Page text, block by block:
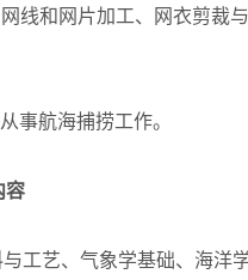
和网片加工、网衣剪裁
航海捕捞工作。
容
艺、气象学基础、海洋